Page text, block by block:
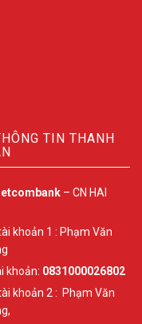
TIN THANH
– CN HAI
khoản 1 : Phạm Văn
khoản: 0831000026802
khoản 2 : Phạm Văn